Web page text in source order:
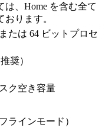
、Home を含む全て
ります。
たは 64 ビットプロセ
奨）
ク空き容量
ラインモード）